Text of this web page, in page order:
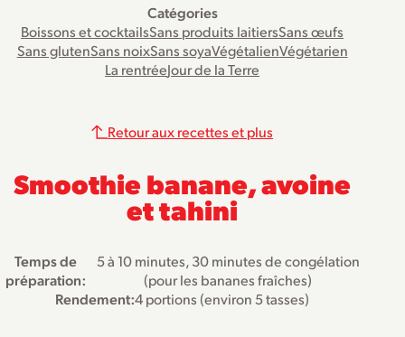
Catégories
Boissons et cocktailsSans produits laitiersSans œufs
Sans glutenSans noixSans soyaVégétalienVégétarien
La rentréeJour de la Terre
Smoothie banane, avoine
et tahini
Retour aux recettes et plus
Temps de
préparation:
5 à 10 minutes, 30 minutes de congélation
(pour les bananes fraîches)
Rendement:4 portions (environ 5 tasses)